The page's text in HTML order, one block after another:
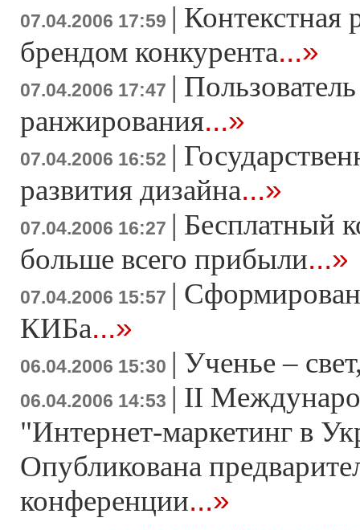
07.04.2006 17:59 | Контекстная
брендом конкурента...»
07.04.2006 17:47 |
ранжирования...»
07.04.2006 16:52 |
развития дизайна...»
07.04.2006 16:27 | Бесплатный
больше всего прибыли...»
07.04.2006 15:57 |
КИБа...»
06.04.2006 15:30 | Ученье –
06.04.2006 14:53 | II
"Интернет-маркетинг в
Опубликована
конференции...»